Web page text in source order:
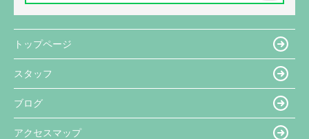
トップページ
スタッフ
ブログ
アクセスマップ